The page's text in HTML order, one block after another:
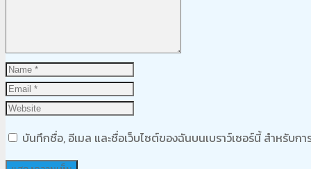
บันทึกชื่อ, อีเมล และชื่อเว็บไซต์ของฉันบนเบราว์เซอร์นี้ สำหรับก